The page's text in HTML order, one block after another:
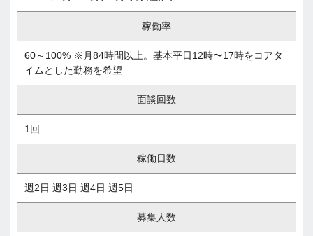
稼働率
60～100% ※月84時間以上。基本平日12時〜17時をコアタ
イムとした勤務を希望
面談回数
1回
稼働日数
週2日 週3日 週4日 週5日
募集人数